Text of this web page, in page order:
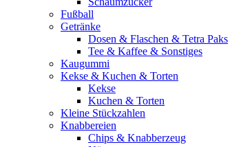
Fußball
Getränke
Dosen & Flaschen & Tetra Paks
Tee & Kaffee & Sonstiges
Kaugummi
Kekse & Kuchen & Torten
Kekse
Kuchen & Torten
Kleine Stückzahlen
Knabbereien
Chips & Knabberzeug